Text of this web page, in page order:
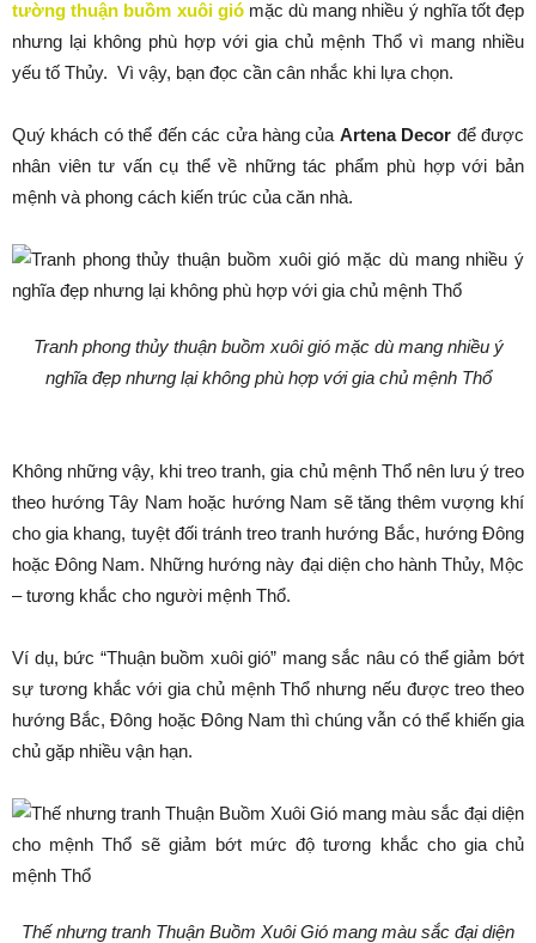
tường thuận buồm xuôi giómặc dù mang nhiều ý nghĩa tốt đẹp
nhưng lại không phù hợp với gia chủ mệnh Thổ vì mang nhiều
yếu tố Thủy. Vì vậy, bạn đọc cần cân nhắc khi lựa chọn.
Quý khách có thể đến các cửa hàng của Artena Decor để được
nhân viên tư vấn cụ thể về những tác phẩm phù hợp với bản
mệnh và phong cách kiến trúc của căn nhà.
Tranh phong thủy thuận buồm xuôi gió mặc dù mang nhiều ý
nghĩa đẹp nhưng lại không phù hợp với gia chủ mệnh Thổ
Không những vậy, khi treo tranh, gia chủ mệnh Thổ nên lưu ý treo
theo hướng Tây Nam hoặc hướng Nam sẽ tăng thêm vượng khí
cho gia khang, tuyệt đối tránh treo tranh hướng Bắc, hướng Đông
hoặc Đông Nam. Những hướng này đại diện cho hành Thủy, Mộc
– tương khắc cho người mệnh Thổ.
Ví dụ, bức “Thuận buồm xuôi gió” mang sắc nâu có thể giảm bớt
sự tương khắc với gia chủ mệnh Thổ nhưng nếu được treo theo
hướng Bắc, Đông hoặc Đông Nam thì chúng vẫn có thể khiến gia
chủ gặp nhiều vận hạn.
Thế nhưng tranh Thuận Buồm Xuôi Gió mang màu sắc đại diện